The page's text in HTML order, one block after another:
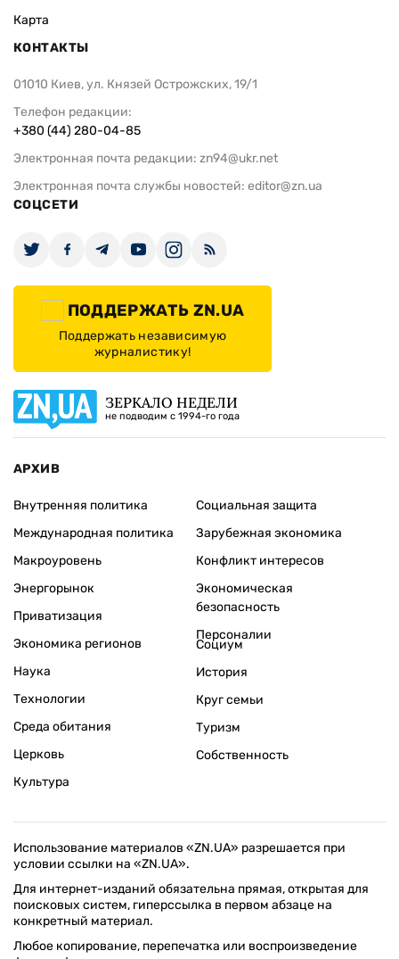
Карта
КОНТАКТЫ
01010 Киев, ул. Князей Острожских, 19/1
Телефон редакции:
+380 (44) 280-04-85
Электронная почта редакции: zn94@ukr.net
Электронная почта службы новостей: editor@zn.ua
СОЦСЕТИ
ПОДДЕРЖАТЬ ZN.UA
Поддержать независимую
журналистику!
ЗЕРКАЛО НЕДЕЛИ
не подводим с 1994-го года
АРХИВ
Внутренняя политика
Международная политика
Макроуровень
Энергорынок
Приватизация
Экономика регионов
Социальная защита
Зарубежная экономика
Конфликт интересов
Экономическая
безопасность
Персоналии
Наука
Технологии
Среда обитания
Церковь
Культура
Социум
История
Круг семьи
Туризм
Собственность
Использование материалов «ZN.UA» разрешается при
условии ссылки на «ZN.UA».
Для интернет-изданий обязательна прямая, открытая для
поисковых систем, гиперссылка в первом абзаце на
конкретный материал.
Любое копирование, перепечатка или воспроизведение